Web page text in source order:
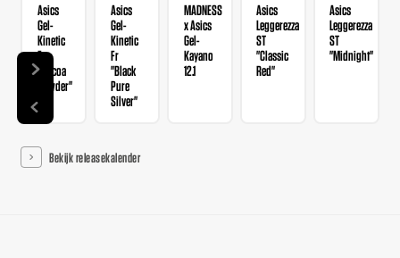
Asics
Gel-
Kinetic
Fr
"Cocoa
Powder"
Asics
Gel-
Kinetic
Fr
"Black
Pure
Silver"
MADNESS
x Asics
Gel-
Kayano
12.1
Asics
Leggerezza
ST
"Classic
Red"
Asics
Leggerezza
ST
"Midnight"
Bekijk releasekalender